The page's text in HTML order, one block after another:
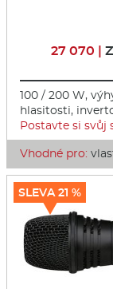
27 070 |
100 / 200 W,
hlasitosti,
Postavte si svůj
Vhodné pro:
SLEVA 21 %